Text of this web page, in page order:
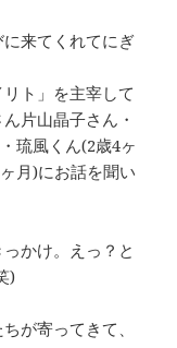
来てくれてにぎ
ト」を主宰して
片山晶子さん・
琉風くん(2歳4ヶ
月)にお話を聞い
かけ。えっ？と
)
が寄ってきて、